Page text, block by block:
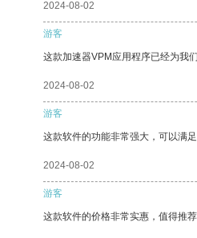
2024-08-02
游客
这款加速器VPM应用程序已经为我
2024-08-02
游客
这款软件的功能非常强大，可以满足
2024-08-02
游客
这款软件的价格非常实惠，值得推荐